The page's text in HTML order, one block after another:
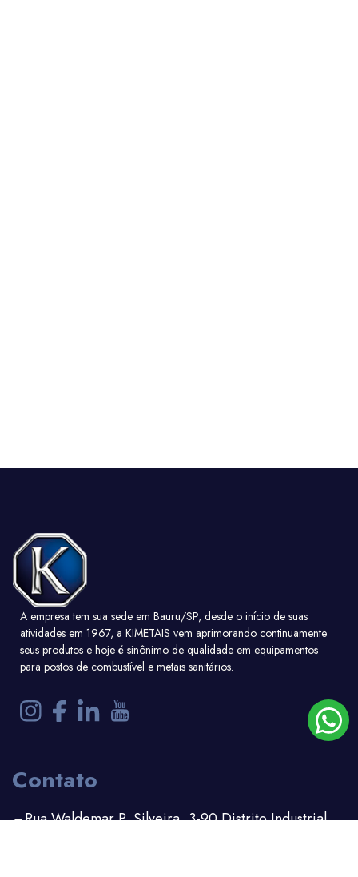
A empresa tem sua sede em Bauru/SP, desde o início de suas
atividades em 1967, a KIMETAIS vem aprimorando continuamente
seus produtos e hoje é sinônimo de qualidade em equipamentos
para postos de combustível e metais sanitários.
Contato
Rua Waldemar P. Silveira, 3-90 Distrito Industrial